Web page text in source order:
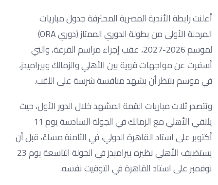
أعلنت رابطة الأندية المصرية المحترفة جدول مباريات
المرحلة الأولى من بطولة الدوري الممتاز (دوري ORA)
لموسم 2026-2027، عقب إجراء مراسم القرعة، والتي
أسفرت عن مواجهات قوية بين الأهلي والزمالك وبيراميدز،
في موسم ينتظر أن يشهد منافسة شرسة على اللقب.
وتتصدر ثلاث مباريات القمة المشهد خلال الدور الأول، حيث
يلتقي الأهلي مع الزمالك في الجولة السادسة يوم 11
أكتوبر على استاد القاهرة الدولي، في الثامنة مساءً، قبل أن
يستضيف الأهلي نظيره بيراميدز في الجولة التاسعة يوم 23
نوفمبر على استاد القاهرة في التوقيت نفسه.